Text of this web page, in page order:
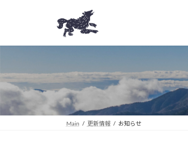
ス
ン
Main 更新情報 お知らせ